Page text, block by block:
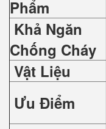
Phẩm
Khả Ngăn
Chống Cháy
Vật Liệu
Ưu Điểm